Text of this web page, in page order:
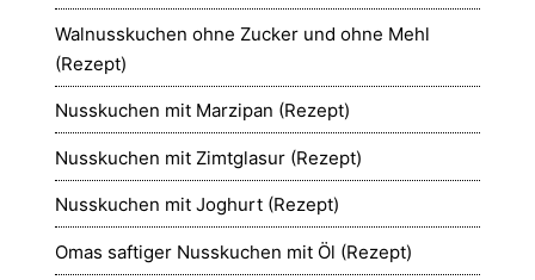
Walnusskuchen ohne Zucker und ohne Mehl
(Rezept)
Nusskuchen mit Marzipan (Rezept)
Nusskuchen mit Zimtglasur (Rezept)
Nusskuchen mit Joghurt (Rezept)
Omas saftiger Nusskuchen mit Öl (Rezept)